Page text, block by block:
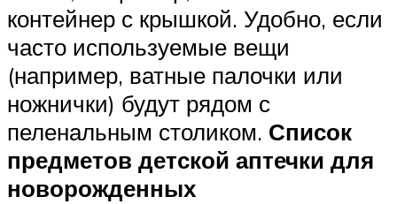
контейнер с крышкой. Удобно, если
часто используемые вещи
(например, ватные палочки или
ножнички) будут рядом с
пеленальным столиком. Список
предметов детской аптечки для
новорожденных